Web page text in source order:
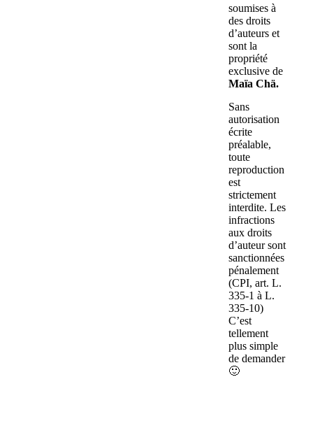
soumises à
des droits
d’auteurs et
sont la
propriété
exclusive de
Maïa Chä.
Sans
autorisation
écrite
préalable,
toute
reproduction
est
strictement
interdite. Les
infractions
aux droits
d’auteur sont
sanctionnées
pénalement
(CPI, art. L.
335-1 à L.
335-10)
C’est
tellement
plus simple
de demander
🙂